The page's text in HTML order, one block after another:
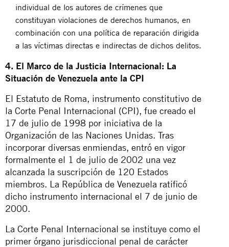
individual de los autores de crímenes que
constituyan violaciones de derechos humanos, en
combinación con una política de reparación dirigida
a las víctimas directas e indirectas de dichos delitos.
4. El Marco de la Justicia Internacional: La
Situación de Venezuela ante la CPI
El Estatuto de Roma, instrumento constitutivo de
la Corte Penal Internacional (CPI), fue creado el
17 de julio de 1998 por iniciativa de la
Organización de las Naciones Unidas. Tras
incorporar diversas enmiendas, entró en vigor
formalmente el 1 de julio de 2002 una vez
alcanzada la suscripción de 120 Estados
miembros. La República de Venezuela ratificó
dicho instrumento internacional el 7 de junio de
2000.
La Corte Penal Internacional se instituye como el
primer órgano jurisdiccional penal de carácter